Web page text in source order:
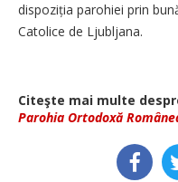
dispoziția parohiei prin
Catolice de Ljubljana.
Citeşte mai multe
Parohia Ortodoxă